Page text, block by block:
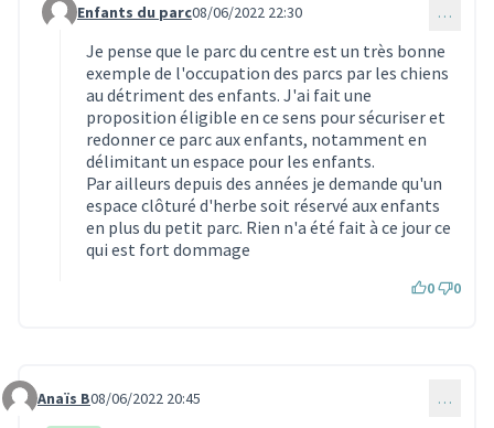
Commentaire 1676 (réponse au commentaire 1654)
Enfants du parc08/06/2022 22:30 …
Je pense que le parc du centre est un très bonne
exemple de l'occupation des parcs par les chiens
au détriment des enfants. J'ai fait une
proposition éligible en ce sens pour sécuriser et
redonner ce parc aux enfants, notamment en
délimitant un espace pour les enfants.
Par ailleurs depuis des années je demande qu'un
espace clôturé d'herbe soit réservé aux enfants
en plus du petit parc. Rien n'a été fait à ce jour ce
qui est fort dommage
0 0
Commentaire 1674
Anaïs B08/06/2022 20:45 …